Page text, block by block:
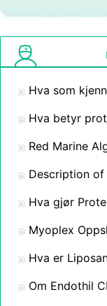
Hva som
Hva betyr
Red Marine
Description
Hva gjør
Myoplex
Hva er
Om Endothil